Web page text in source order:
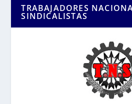
TRABAJADORES
SINDICALISTAS